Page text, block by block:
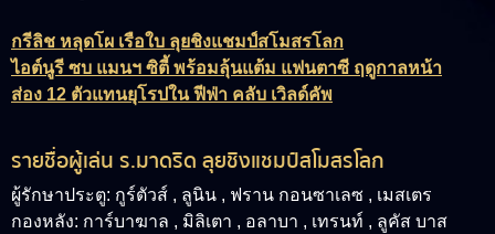
กรีลิช หลุดโผ เรือใบ ลุยชิงแชมป์สโมสรโลก
ไอต์นูรี ซบ แมนฯ ซิตี้ พร้อมลุ้นแต้ม แฟนตาซี ฤดูกาลหน้า
ส่อง 12 ตัวแทนยุโรปใน ฟีฟ่า คลับ เวิลด์คัพ
รายชื่อผู้เล่น ร.มาดริด ลุยชิงแชมป์สโมสรโลก
ผู้รักษาประตู: กูร์ตัวส์ , ลูนิน , ฟราน กอนซาเลซ , เมสเตร
กองหลัง: การ์บาฆาล , มิลิเตา , อลาบา , เทรนท์ , ลูคัส บาส